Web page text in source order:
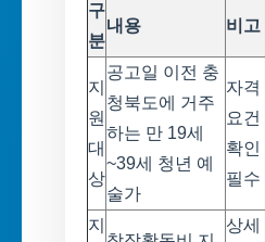
구
분
내용 비고
지
원
대
상
공고일 이전 충
청북도에 거주
하는 만 19세
~39세 청년 예
술가
자격
요건
확인
필수
지
상세